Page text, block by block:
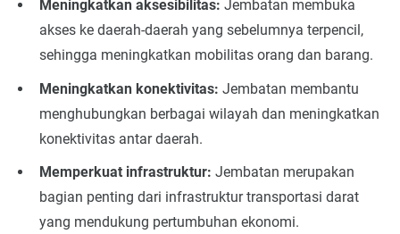
Meningkatkan aksesibilitas: Jembatan membuka
akses ke daerah-daerah yang sebelumnya terpencil,
sehingga meningkatkan mobilitas orang dan barang.
Meningkatkan konektivitas: Jembatan membantu
menghubungkan berbagai wilayah dan meningkatkan
konektivitas antar daerah.
Memperkuat infrastruktur: Jembatan merupakan
bagian penting dari infrastruktur transportasi darat
yang mendukung pertumbuhan ekonomi.